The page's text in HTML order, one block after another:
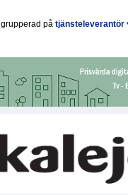
, grupperad på tjänsteleverantör